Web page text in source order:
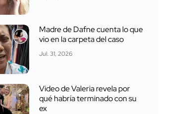
Madre de Dafne cuenta lo que
vio en la carpeta del caso
Jul. 31, 2026
Video de Valeria revela por
qué habría terminado con su
ex